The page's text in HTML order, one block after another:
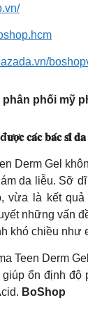
phân phối mỹ
𝐜𝐚́𝐜 𝐛𝐚́𝐜 𝐬𝐢̃
Derm Gel
da liễu. Sỡ
vừa là kết
những vấn
khó chiều như
Teen Derm
ổn định độ
BoShop